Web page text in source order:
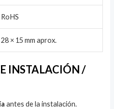
× 15 mm aprox.
INSTALACIÓN /
antes de la instalación.